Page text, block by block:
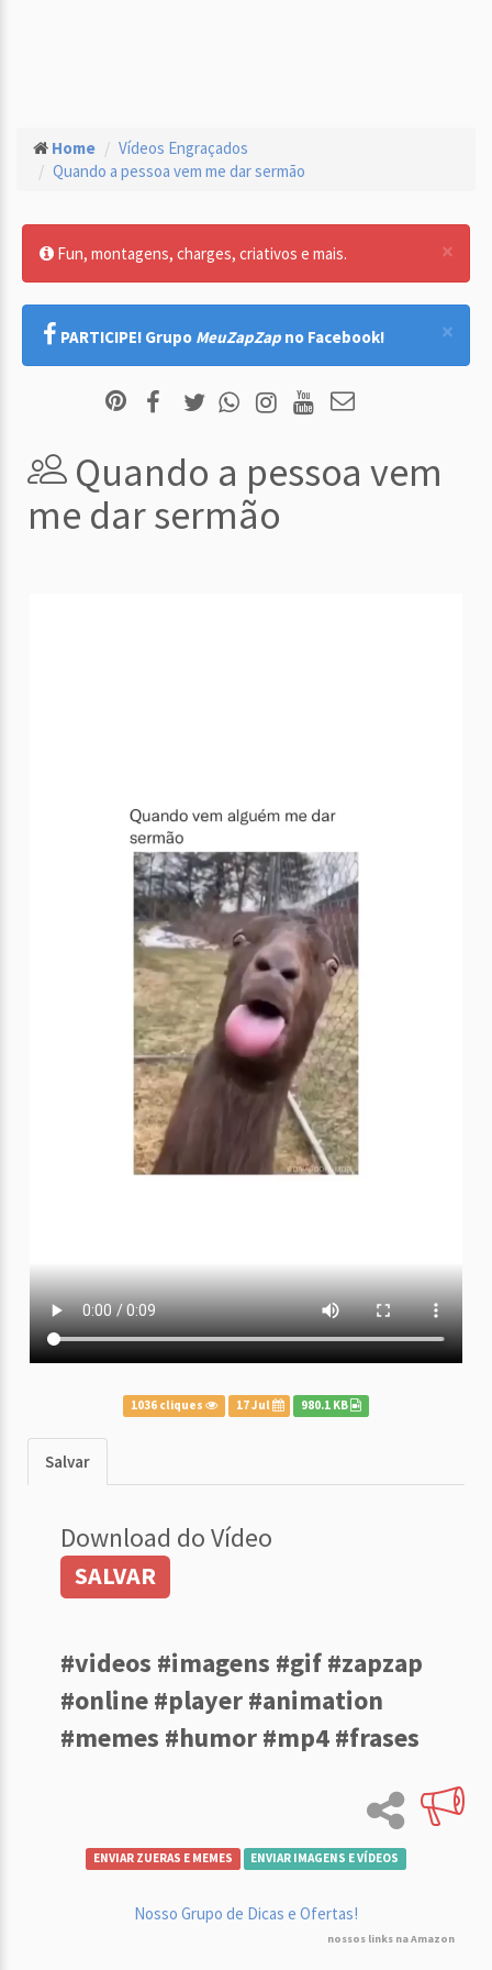
Home
Vídeos Engraçados
Quando a pessoa vem me dar sermão
×
Fun, montagens, charges, criativos e mais.
×
PARTICIPE! Grupo MeuZapZap no Facebook!
Quando a pessoa vem
me dar sermão
1036 cliques 17 Jul 980.1 KB
Salvar
Download do Vídeo
SALVAR
#videos #imagens #gif #zapzap
#online #player #animation
#memes #humor #mp4 #frases
ENVIAR ZUERAS E MEMES ENVIAR IMAGENS E VÍDEOS
Nosso Grupo de Dicas e Ofertas!
nossos links na Amazon